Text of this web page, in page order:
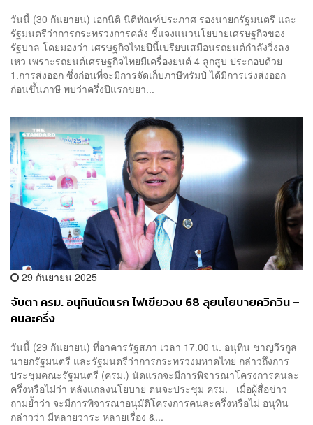
วันนี้ (30 กันยายน) เอกนิติ นิติทัณฑ์ประภาศ รองนายกรัฐมนตรี และ
รัฐมนตรีว่าการกระทรวงการคลัง ชี้แจงแนวนโยบายเศรษฐกิจของ
รัฐบาล โดยมองว่า เศรษฐกิจไทยปีนี้เปรียบเสมือนรถยนต์กำลังวิ่งลง
เหว เพราะรถยนต์เศรษฐกิจไทยมีเครื่องยนต์ 4 ลูกสูบ ประกอบด้วย
1.การส่งออก ซึ่งก่อนที่จะมีการจัดเก็บภาษีทรัมป์ ได้มีการเร่งส่งออก
ก่อนขึ้นภาษี พบว่าครึ่งปีแรกขยา...
29 กันยายน 2025
จับตา ครม. อนุทินนัดแรก ไฟเขียวงบ 68 ลุยนโยบายควิกวิน –
คนละครึ่ง
วันนี้ (29 กันยายน) ที่อาคารรัฐสภา เวลา 17.00 น. อนุทิน ชาญวีรกูล
นายกรัฐมนตรี และรัฐมนตรีว่าการกระทรวงมหาดไทย กล่าวถึงการ
ประชุมคณะรัฐมนตรี (ครม.) นัดแรกจะมีการพิจารณาโครงการคนละ
ครึ่งหรือไม่ว่า หลังแถลงนโยบาย ตนจะประชุม ครม. เมื่อผู้สื่อข่าว
ถามย้ำว่า จะมีการพิจารณาอนุมัติโครงการคนละครึ่งหรือไม่ อนุทิน
กล่าวว่า มีหลายวาระ หลายเรื่อง &...